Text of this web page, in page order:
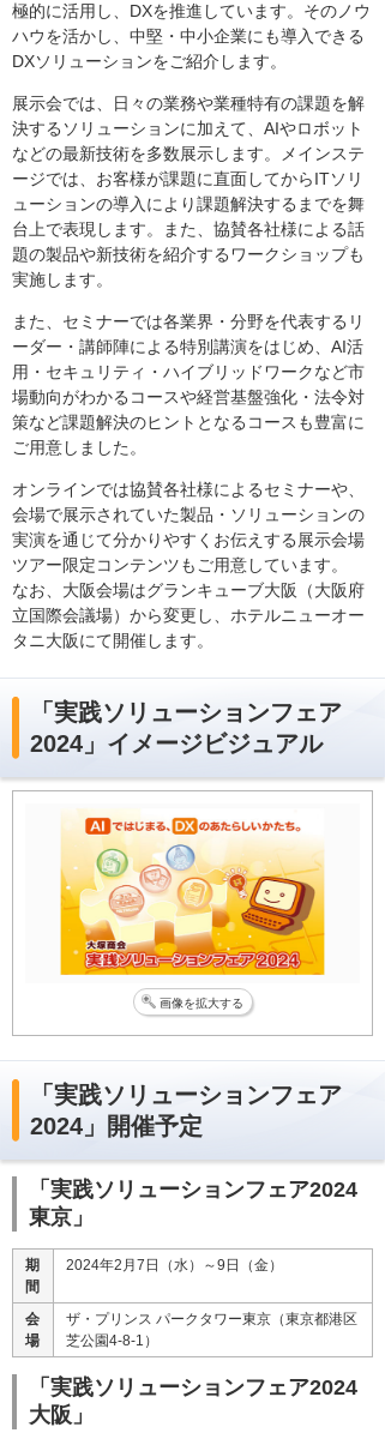
極的に活用し、DXを推進しています。そのノウ
ハウを活かし、中堅・中小企業にも導入できる
DXソリューションをご紹介します。
展示会では、日々の業務や業種特有の課題を解
決するソリューションに加えて、AIやロボット
などの最新技術を多数展示します。メインステ
ージでは、お客様が課題に直面してからITソリ
ューションの導入により課題解決するまでを舞
台上で表現します。また、協賛各社様による話
題の製品や新技術を紹介するワークショップも
実施します。
また、セミナーでは各業界・分野を代表するリ
ーダー・講師陣による特別講演をはじめ、AI活
用・セキュリティ・ハイブリッドワークなど市
場動向がわかるコースや経営基盤強化・法令対
策など課題解決のヒントとなるコースも豊富に
ご用意しました。
オンラインでは協賛各社様によるセミナーや、
会場で展示されていた製品・ソリューションの
実演を通じて分かりやすくお伝えする展示会場
ツアー限定コンテンツもご用意しています。
なお、大阪会場はグランキューブ大阪（大阪府
立国際会議場）から変更し、ホテルニューオー
タニ大阪にて開催します。
「実践ソリューションフェア
2024」イメージビジュアル
画像を拡大する
「実践ソリューションフェア
2024」開催予定
「実践ソリューションフェア2024
東京」
期
間
2024年2月7日（水）～9日（金）
会
場
ザ・プリンス パークタワー東京（東京都港区
芝公園4-8-1）
「実践ソリューションフェア2024
大阪」